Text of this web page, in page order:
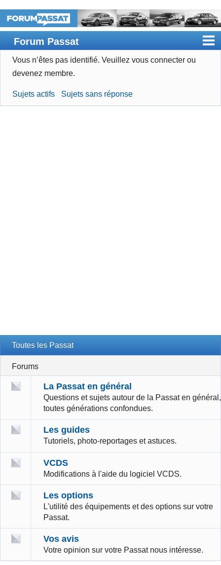
Forum Passat
Accueil
Devenir membre
Vous n’êtes pas identifié. Veuillez vous connecter ou
devenez membre.
Sujets actifs Sujets sans réponse
Toutes les Passat
Forums
La Passat en général
Questions et sujets autour de la Passat en général,
toutes générations confondues.
Les guides
Tutoriels, photo-reportages et astuces.
VCDS
Modifications à l'aide du logiciel VCDS.
Les options
L'utilité des équipements et des options sur votre
Passat.
Vos avis
Votre opinion sur votre Passat nous intéresse.